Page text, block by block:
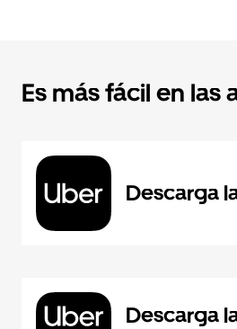
Es más fácil en las
Descarga
Descarga